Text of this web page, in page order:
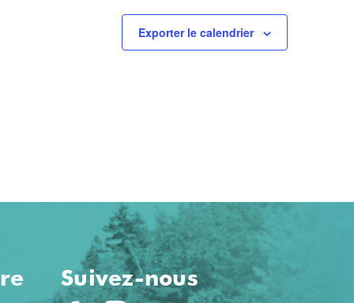
Exporter le calendrier
Suivez-nous